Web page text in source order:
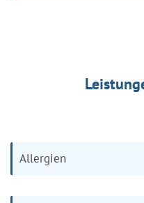
Allergien